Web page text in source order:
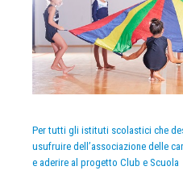
Per tutti gli istituti scolastici che
usufruire dell’associazione delle
e aderire al progetto Club e Scuola